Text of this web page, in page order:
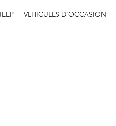
VEHICULES D'OCCASION